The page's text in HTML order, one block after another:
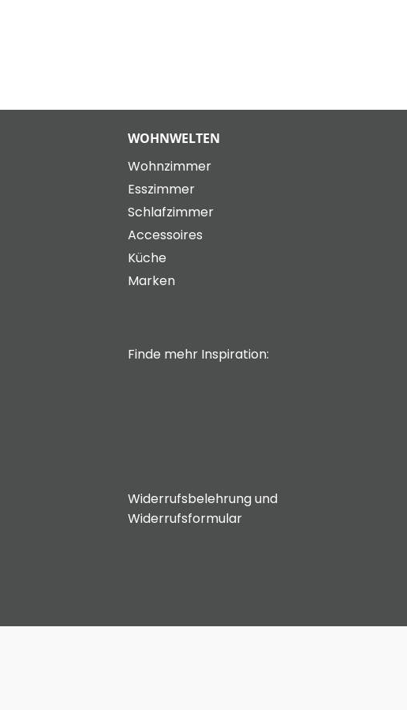
WOHNWELTEN
Wohnzimmer
Esszimmer
Schlafzimmer
Accessoires
Küche
Marken
Finde mehr Inspiration:
Widerrufsbelehrung und
Widerrufsformular